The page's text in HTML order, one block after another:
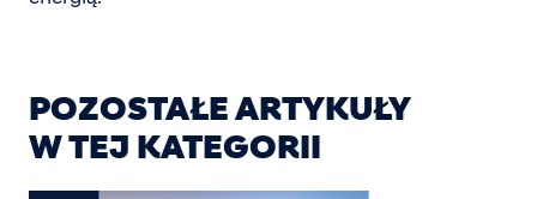
POZOSTAŁE ARTYKUŁY
W TEJ KATEGORII